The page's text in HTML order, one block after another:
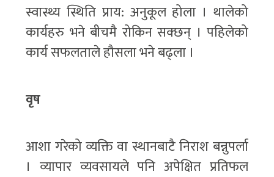
स्वास्थ्य स्थिति प्राय: अनुकूल होला । थालेको
कार्यहरु भने बीचमै रोकिन सक्छन् । पहिलेको
कार्य सफलताले हौसला भने बढ्ला ।
वृष
आशा गरेको व्यक्ति वा स्थानबाटै निराश बन्नुपर्ला
। व्यापार व्यवसायले पनि अपेक्षित प्रतिफल